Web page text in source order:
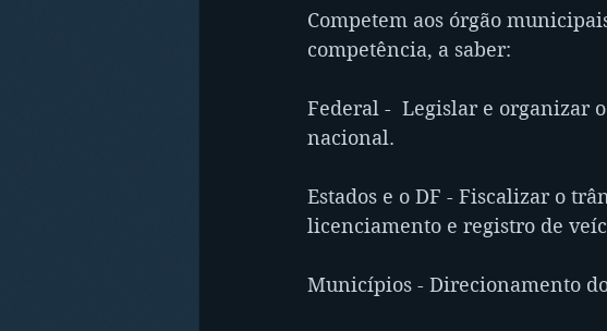
Competem aos órgão
competência, a saber:
Federal -  Legislar e organizar
nacional.
Estados e o DF - Fiscalizar o
licenciamento e registro de
Municípios - Direcionamento